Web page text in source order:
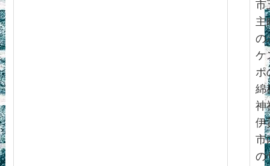
市
主
の
ケ
ポ
綿
神
伊
市
の